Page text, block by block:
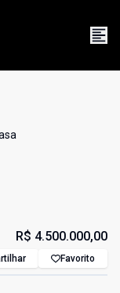
R$ 4.500.000,00
Favorito